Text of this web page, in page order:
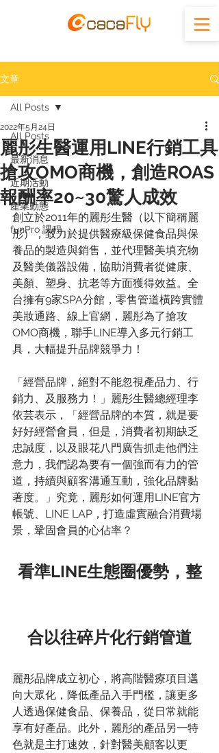
文章
All Posts
最新消息
近期活動
產業動態
funPro 課程
All Posts
麗彤生醫運用LINE行銷工具
搶攻OMO商機，創造ROAS
報酬率20~30驚人成效
2022年5月24日
創立於2011年的麗彤生醫（以下簡稱麗
彤），致力於提供醫療級保健食品與保
養品的製造與銷售，並代理醫美填充物
及醫美儀器設備，協助消費者從健康、
美顏、塑身、抗老等方面獲得效益。全
台擁有9家SPA分館，零售管道橫跨實體
美妝通路、線上官網，麗彤為了搶攻
OMO商機，聯手LINE導入多元行銷工
具，大幅提升品牌競爭力！
「經營品牌，絕對不能忽視產品力、行
銷力、及服務力！」麗彤生醫總經理李
依芸表示，「經營品牌的本質，就是要
好好經營會員，但是，消費者初期缺乏
忠誠度，以及眼花八門廣告抓走他們注
意力，我們認為要有一個強而有力的管
道，持續與顧客溝通互動，強化品牌黏
著度。」究竟，麗彤如何運用LINE官方
帳號、LINE LAP，打造虛實融合消費場
景，鞏固會員的心佔率？
看準LINE生態圈優勢，整
合以往碎片化行銷管道
麗彤品牌成立初心，將高階醫療項目邁
向大眾化，降低產品入手門檻，讓更多
人透過保健食品、保養品，從日常就能
享有好產品。此外，麗彤的產品另一特
色就是主打速效，針對醫美顧客以更